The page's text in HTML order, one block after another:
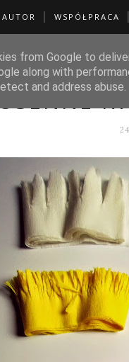
AUTOR WSPÓŁPRACA
DIY i nie tylko.
from Google to
along with
and address abuse.